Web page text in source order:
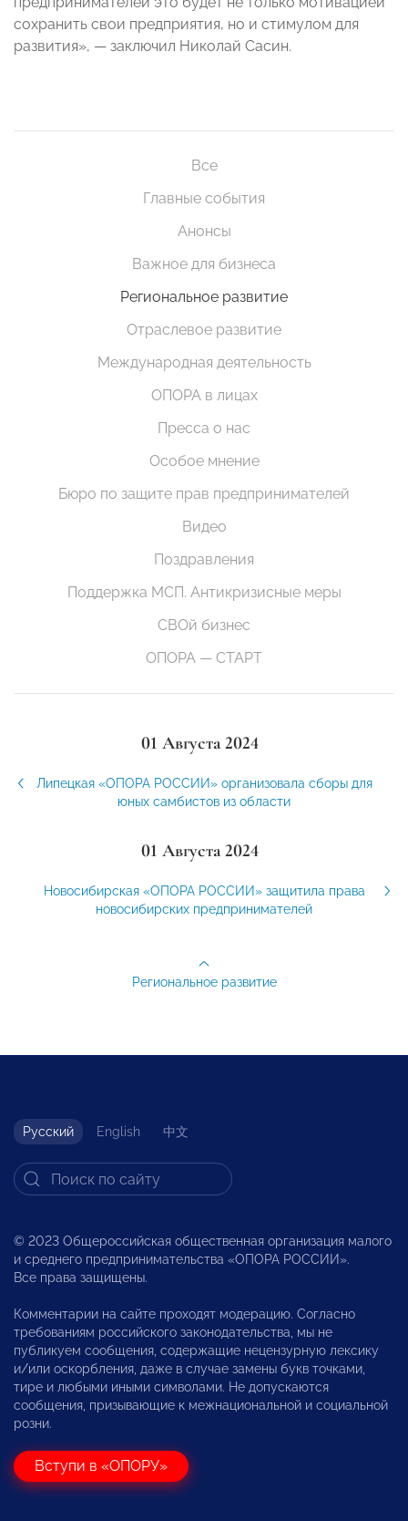
сохранить свои предприятия, но и стимулом для
развития», — заключил Николай Сасин.
Все
Главные события
Анонсы
Важное для бизнеса
Региональное развитие
Отраслевое развитие
Международная деятельность
ОПОРА в лицах
Пресса о нас
Особое мнение
Бюро по защите прав предпринимателей
Видео
Поздравления
Поддержка МСП. Антикризисные меры
СВОй бизнес
ОПОРА — СТАРТ
01 Августа 2024
Липецкая «ОПОРА РОССИИ» организовала сборы для
юных самбистов из области
01 Августа 2024
Новосибирская «ОПОРА РОССИИ» защитила права
новосибирских предпринимателей
Региональное развитие
Русский English 中文
© 2023 Общероссийская общественная организация малого
и среднего предпринимательства «ОПОРА РОССИИ».
Все права защищены.
Комментарии на сайте проходят модерацию. Согласно
требованиям российского законодательства, мы не
публикуем сообщения, содержащие нецензурную лексику
и/или оскорбления, даже в случае замены букв точками,
тире и любыми иными символами. Не допускаются
сообщения, призывающие к межнациональной и социальной
розни.
Вступи в «ОПОРУ»